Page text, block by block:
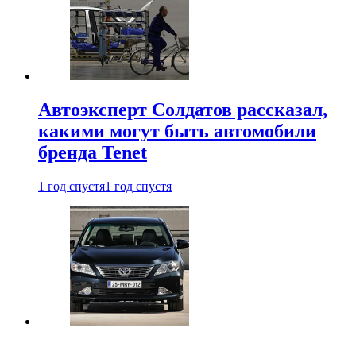
Автоэксперт Солдатов рассказал,
какими могут быть автомобили
бренда Tenet
1 год спустя1 год спустя